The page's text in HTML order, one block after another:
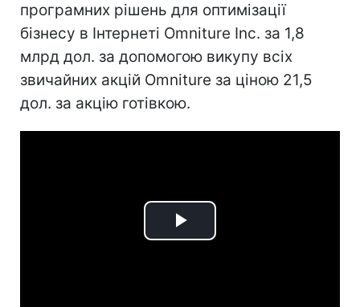
програмних рішень для оптимізації
бізнесу в Інтернеті Omniture Inc. за 1,8
млрд дол. за допомогою викупу всіх
звичайних акцій Omniture за ціною 21,5
дол. за акцію готівкою.
Play